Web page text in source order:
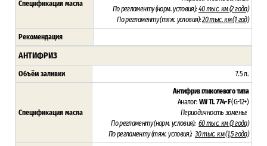
Спецификация масла
По регламенту (норм. условия):40 тыс. км (2 года)
По регламенту (тяж. условия):20 тыс. км (1 год)
Рекомендация
АНТИФРИЗ
Объём заливки 7.5 л.
Спецификация масла
Антифриз гликолевого типа
Аналог: VW TL 774-F(G-12+)
Периодичность замены:
По регламенту (норм. условия): 60 тыс. км (3 года)
По регламенту (тяж. условия): 30 тыс. км (1,5 года)